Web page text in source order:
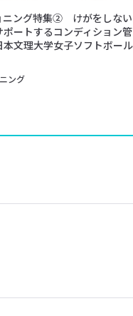
ニング特集② けがをしない
ートするコンディション管
文理大学女子ソフトボール
ング